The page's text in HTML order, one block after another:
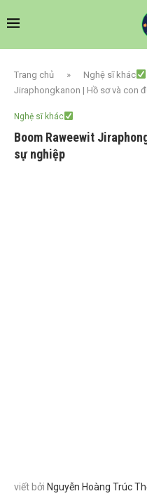
Trang chủ » Nghệ sĩ khác
Jiraphongkanon | Hồ sơ và con
Nghệ sĩ khác
Boom Raweewit
sự nghiệp
viết bởi Nguyễn Hoàng Trúc